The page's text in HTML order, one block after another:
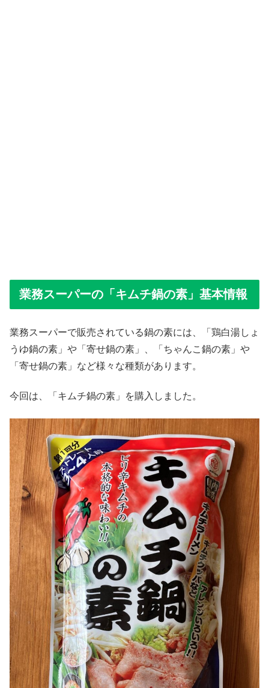
業務スーパーの「キムチ鍋の素」基本情報
業務スーパーで販売されている鍋の素には、「鶏白湯しょ
うゆ鍋の素」や「寄せ鍋の素」、「ちゃんこ鍋の素」や
「寄せ鍋の素」など様々な種類があります。
今回は、「キムチ鍋の素」を購入しました。